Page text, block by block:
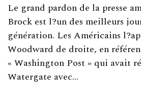
Le grand pardon de la presse
Brock est l?un des meilleurs
génération. Les Américains
Woodward de droite, en
« Washington Post » qui avait
Watergate avec…